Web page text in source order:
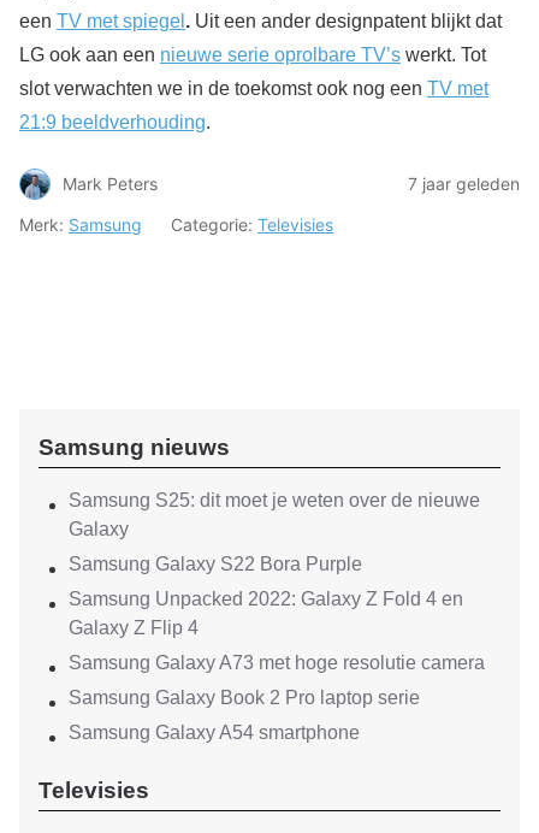
een TV met spiegel . Uit een ander designpatent blijkt dat
LG ook aan een nieuwe serie oprolbare TV’s werkt. Tot
slot verwachten we in de toekomst ook nog een TV met
21:9 beeldverhouding.
Mark Peters
7 jaar geleden
Merk: Samsung Categorie: Televisies
Samsung nieuws
Samsung S25: dit moet je weten over de nieuwe
Galaxy
Samsung Galaxy S22 Bora Purple
Samsung Unpacked 2022: Galaxy Z Fold 4 en
Galaxy Z Flip 4
Samsung Galaxy A73 met hoge resolutie camera
Samsung Galaxy Book 2 Pro laptop serie
Samsung Galaxy A54 smartphone
Televisies